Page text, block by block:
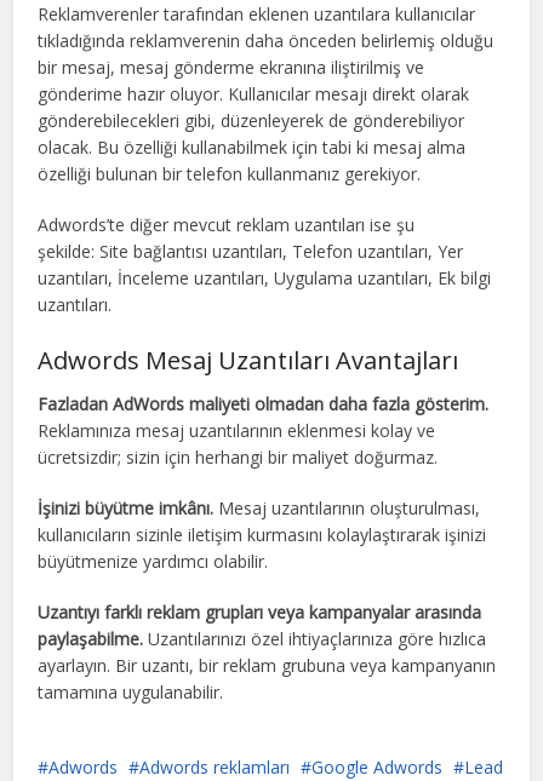
Reklamverenler tarafından eklenen uzantılara kullanıcılar
tıkladığında reklamverenin daha önceden belirlemiş olduğu
bir mesaj, mesaj gönderme ekranına iliştirilmiş ve
gönderime hazır oluyor. Kullanıcılar mesajı direkt olarak
gönderebilecekleri gibi, düzenleyerek de gönderebiliyor
olacak. Bu özelliği kullanabilmek için tabi ki mesaj alma
özelliği bulunan bir telefon kullanmanız gerekiyor.
Adwords’te diğer mevcut reklam uzantıları ise şu
şekilde: Site bağlantısı uzantıları, Telefon uzantıları, Yer
uzantıları, İnceleme uzantıları, Uygulama uzantıları, Ek bilgi
uzantıları.
Adwords Mesaj Uzantıları Avantajları
Fazladan AdWords maliyeti olmadan daha fazla gösterim.
Reklamınıza mesaj uzantılarının eklenmesi kolay ve
ücretsizdir; sizin için herhangi bir maliyet doğurmaz.
İşinizi büyütme imkânı. Mesaj uzantılarının oluşturulması,
kullanıcıların sizinle iletişim kurmasını kolaylaştırarak işinizi
büyütmenize yardımcı olabilir.
Uzantıyı farklı reklam grupları veya kampanyalar arasında
paylaşabilme. Uzantılarınızı özel ihtiyaçlarınıza göre hızlıca
ayarlayın. Bir uzantı, bir reklam grubuna veya kampanyanın
tamamına uygulanabilir.
Adwords Adwords reklamları Google Adwords
Lead